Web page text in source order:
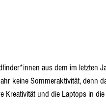
aus dem im letzten
keine Sommeraktivität, denn
Kreativität und die Laptops in